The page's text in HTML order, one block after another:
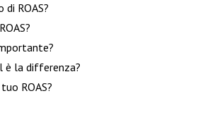
ROAS?
è la differenza?
ROAS?